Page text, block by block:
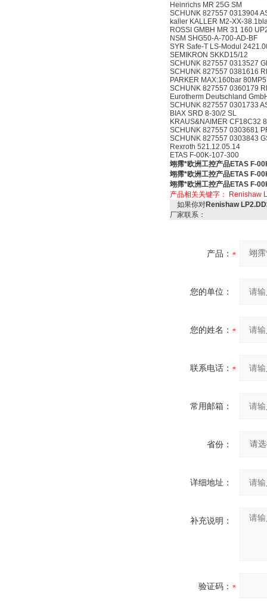
Heinrichs MR 25G SM
SCHUNK 827557 0313904
kaller KALLER M2-XX-
ROSSI GMBH MR 31 160
NSM SHG50-A-700-AD-BF
SYR Safe-T LS-Modul
SEMIKRON SKKD15/12
SCHUNK 827557 0313527
SCHUNK 827557 0381616
PARKER MAX:160bar
SCHUNK 827557 0360179
Eurotherm Deutschland
SCHUNK 827557 0301733
BIAX SRD 8-30/2 SL
KRAUS&NAIMER CF18C32
SCHUNK 827557 0303681
SCHUNK 827557 0303843
Rexroth
ETAS F-00K-107-300
翊霈*欧洲工控产品ETAS F-
翊霈*欧洲工控产品ETAS F-
翊霈*欧洲工控产品ETAS F-
产品相关关键字：
Renishaw
如果你对Renishaw
厂家联系：
产品：
您的单位：
您的姓名：
联系电话：
常用邮箱：
省份：
详细地址：
补充说明：
验证码：